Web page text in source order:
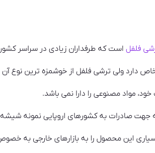
فلفل است که طرفداران زیادی در سراسر کشور
دارد ولی ترشی فلفل از خوشمزه ترین نوع
مواد مصنوعی را دارا نمی باشد.
صادرات به کشورهای اروپایی نمونه
این محصول را به بازارهای خارجی به